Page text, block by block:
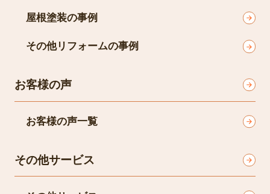
屋根塗装の事例
その他リフォームの事例
お客様の声
お客様の声一覧
その他サービス